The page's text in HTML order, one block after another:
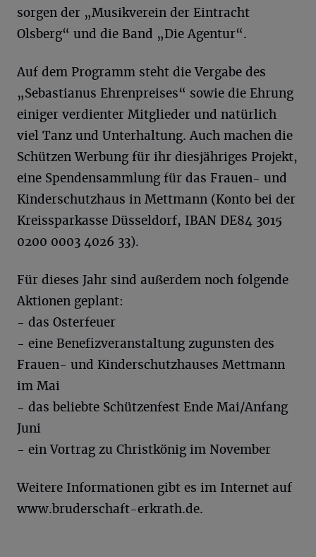
sorgen der „Musikverein der Eintracht
Olsberg“ und die Band „Die Agentur“.
Auf dem Programm steht die Vergabe des
„Sebastianus Ehrenpreises“ sowie die Ehrung
einiger verdienter Mitglieder und natürlich
viel Tanz und Unterhaltung. Auch machen die
Schützen Werbung für ihr diesjähriges Projekt,
eine Spendensammlung für das Frauen- und
Kinderschutzhaus in Mettmann (Konto bei der
Kreissparkasse Düsseldorf, IBAN DE84 3015
0200 0003 4026 33).
Für dieses Jahr sind außerdem noch folgende
Aktionen geplant:
- das Osterfeuer
- eine Benefizveranstaltung zugunsten des
Frauen- und Kinderschutzhauses Mettmann
im Mai
- das beliebte Schützenfest Ende Mai/Anfang
Juni
- ein Vortrag zu Christkönig im November
Weitere Informationen gibt es im Internet auf
www.bruderschaft-erkrath.de.